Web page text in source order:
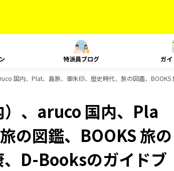
特派員ブログ ガ
国内、Plat、島旅、御朱印、歴史時代、旅の図鑑、
）、aruco 国内、Pla
の図鑑、BOOKS 旅の
D-Booksのガイドブ